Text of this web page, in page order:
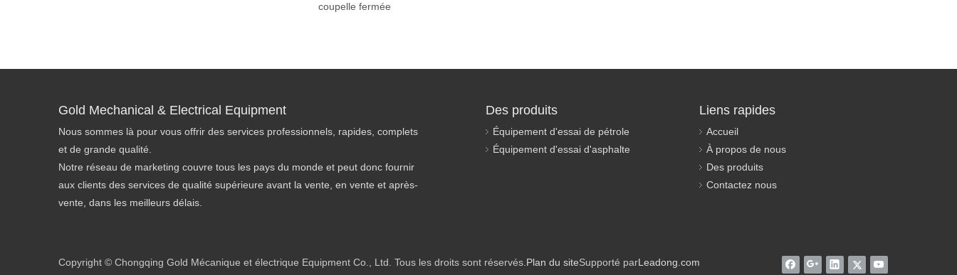
coupelle fermée
Gold Mechanical & Electrical Equipment
Nous sommes là pour vous offrir des services professionnels, rapides, complets
et de grande qualité.
Notre réseau de marketing couvre tous les pays du monde et peut donc fournir
aux clients des services de qualité supérieure avant la vente, en vente et après-
vente, dans les meilleurs délais.
Des produits
Équipement d'essai de pétrole
Équipement d'essai d'asphalte
Liens rapides
Accueil
À propos de nous
Des produits
Contactez nous
Copyright © Chongqing Gold Mécanique et électrique Equipment Co., Ltd. Tous les droits sont réservés. Plan du siteSupporté parLeadong.com